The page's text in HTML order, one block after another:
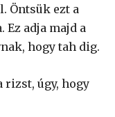
Öntsük ezt a
Ez adja majd a
hogy tah dig.
rizst, úgy, hogy